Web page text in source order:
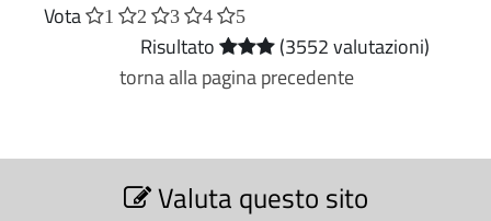
Vota 1 2 3 4 5
Risultato
(3552 valutazioni)
torna alla pagina precedente
Valuta questo sito